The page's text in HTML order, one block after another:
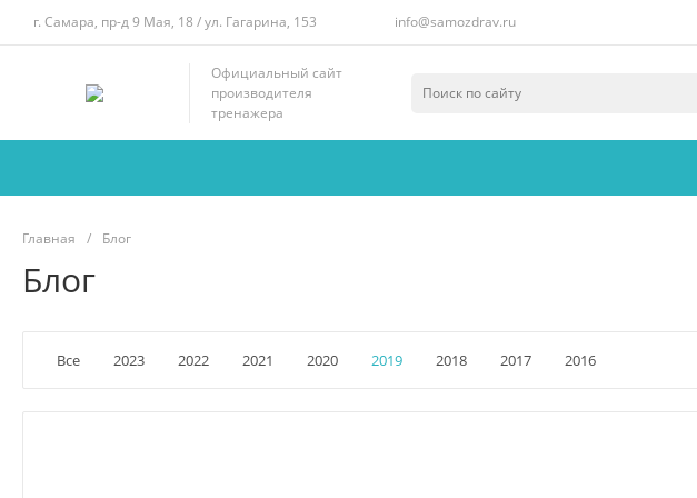
г. Самара, пр-д 9 Мая, 18 / ул. Гагарина, 153 info@samozdrav.ru
Официальный сайт
производителя
тренажера
Главная / Блог
Блог
Все 2023 2022 2021 2020 2019 2018 2017 2016